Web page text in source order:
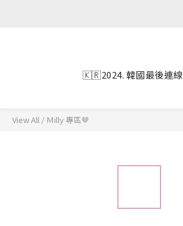
🇰🇷2024. 韓國最後連線
View All / Ｍilly 專區🤎